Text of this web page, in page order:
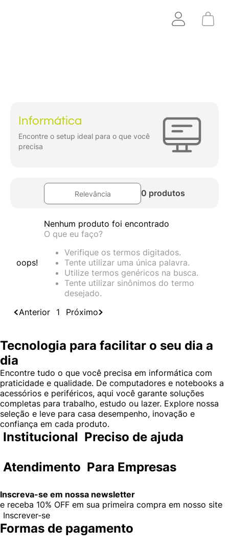
Informática
Encontre o setup ideal para o que você
precisa
Relevância 0 produtos
oops!
Nenhum produto foi encontrado
O que eu faço?
Verifique os termos digitados.
Tente utilizar uma única palavra.
Utilize termos genéricos na busca.
Tente utilizar sinônimos do termo
desejado.
Anterior
1 Próximo
Tecnologia para facilitar o seu dia a
dia
Encontre tudo o que você precisa em informática com
praticidade e qualidade. De computadores e notebooks a
acessórios e periféricos, aqui você garante soluções
completas para trabalho, estudo ou lazer. Explore nossa
seleção e leve para casa desempenho, inovação e
confiança em cada produto.
Institucional Preciso de ajuda
Atendimento Para Empresas
Inscreva-se em nossa newsletter
e receba 10% OFF em sua primeira compra em nosso site
Inscrever-se
Formas de pagamento